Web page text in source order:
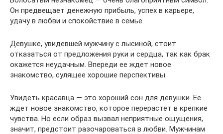
Он предвещает денежную прибыль, успех в карьере,
удачу в любви и спокойствие в семье.
Девушке, увидевшей мужчину с лысиной, стоит
отказаться от предложения руки и сердца, так как брак
окажется неудачным. Впереди ее ждет новое
знакомство, сулящее хорошие перспективы.
Увидеть красавца — это хороший сон для девушки. Ее
ждет новое знакомство, которое перерастет в крепкие
чувства. Но если образ вызвал неприятные ощущения,
значит, предстоит разочароваться в любви. Мужчинам